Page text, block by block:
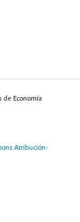
de Economía
Atribución-